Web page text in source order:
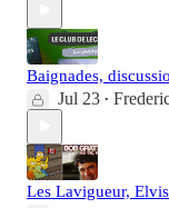
Baignades,
Jul 23 •
Les Lavigueur,